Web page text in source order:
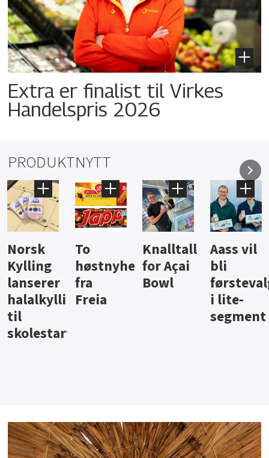
Extra er finalist til Virkes
Handelspris 2026
PRODUKTNYTT
Knalltall
for Açai
Bowl
Aass vil
bli
førstevalg
i lite-
Brus og
jus fra
Berentsen
Hard
iste fra
Hansa